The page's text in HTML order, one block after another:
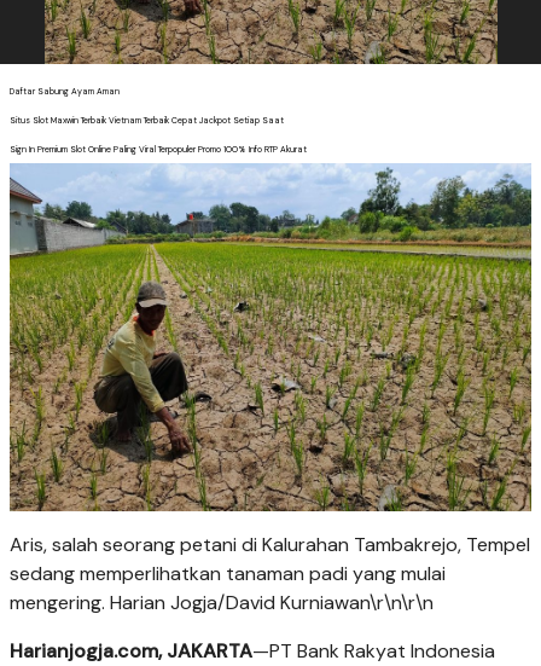
Daftar Sabung Ayam Aman
Situs Slot Maxwin Terbaik Vietnam Terbaik Cepat Jackpot Setiap Saat
Sign In Premium Slot Online Paling Viral Terpopuler Promo 100% Info RTP Akurat
Aris, salah seorang petani di Kalurahan Tambakrejo, Tempel
sedang memperlihatkan tanaman padi yang mulai
mengering. Harian Jogja/David Kurniawan\r\n\r\n
Harianjogja.com, JAKARTA—PT Bank Rakyat Indonesia